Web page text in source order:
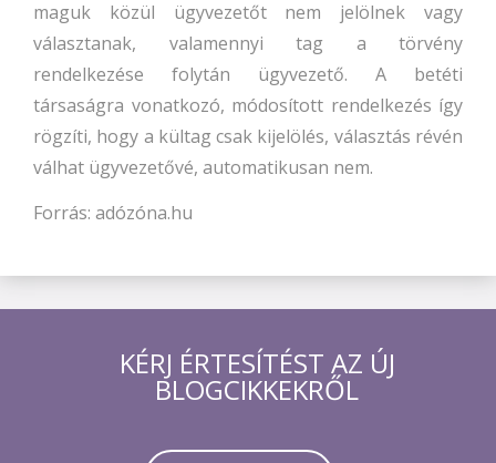
maguk közül ügyvezetőt nem jelölnek vagy
választanak, valamennyi tag a törvény
rendelkezése folytán ügyvezető. A betéti
társaságra vonatkozó, módosított rendelkezés így
rögzíti, hogy a kültag csak kijelölés, választás révén
válhat ügyvezetővé, automatikusan nem.
Forrás: adózóna.hu
KÉRJ ÉRTESÍTÉST AZ ÚJ
BLOGCIKKEKRŐL